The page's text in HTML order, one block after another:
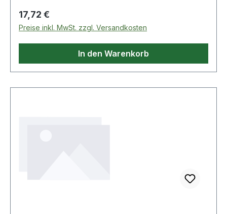
Regulärer Preis:
17,72 €
Preise inkl. MwSt. zzgl. Versandkosten
In den Warenkorb